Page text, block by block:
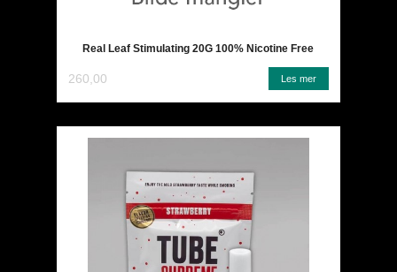
Real Leaf Stimulating 20G 100% Nicotine Free
260,00 Les mer